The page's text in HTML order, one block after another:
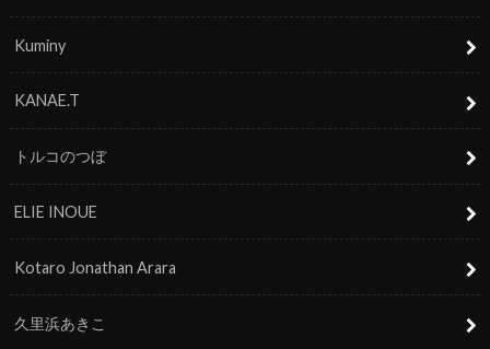
Kuminy
KANAE.T
トルコのつぼ
ELIE INOUE
Kotaro Jonathan Arara
久里浜あきこ